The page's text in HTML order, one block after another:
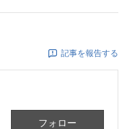
記事を報告する
フォロー